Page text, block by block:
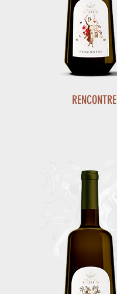
RENCONTRE